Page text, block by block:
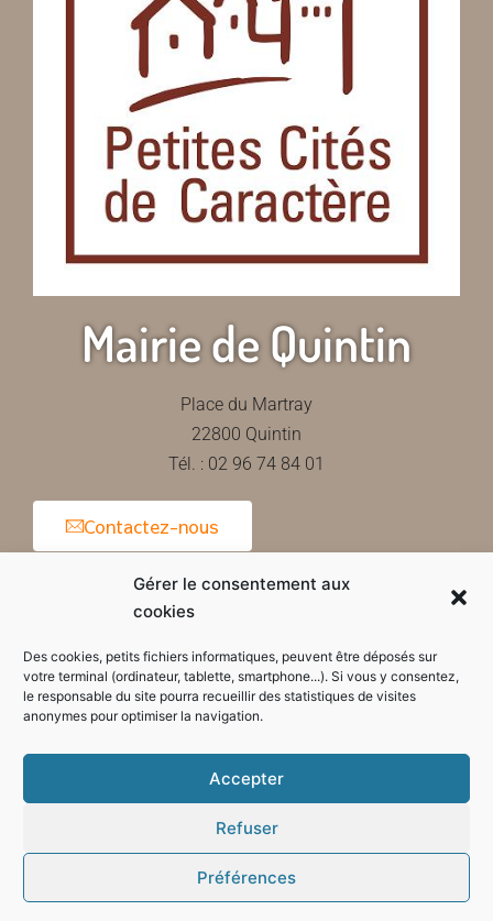
Gérer le consentement aux
cookies
Des cookies, petits fichiers informatiques, peuvent être déposés sur
votre terminal (ordinateur, tablette, smartphone...). Si vous y consentez,
le responsable du site pourra recueillir des statistiques de visites
anonymes pour optimiser la navigation.
Accepter
Refuser
Préférences
Mairie de Quintin
Place du Martray
22800 Quintin
Tél. : 02 96 74 84 01
Contactez-nous
Horaires d'ouverture de la mairie
Mode sombre :